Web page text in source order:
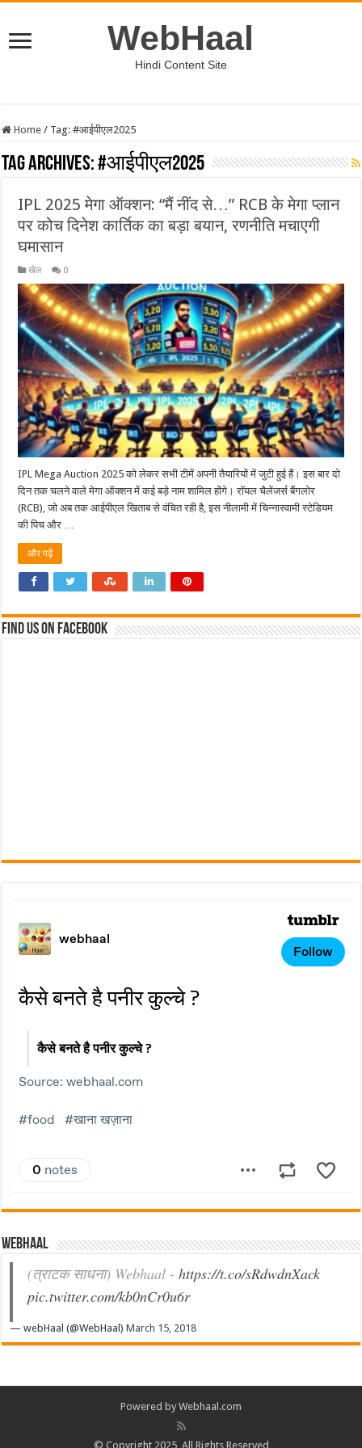
WebHaal
Hindi Content Site
Home / Tag:#आईपीएल2025
Tag Archives:#आईपीएल2025
IPL 2025 मेगा ऑक्शन: “मैं नींद से…” RCB के मेगा प्लान
पर कोच दिनेश कार्तिक का बड़ा बयान, रणनीति मचाएगी
घमासान
खेल 0
IPL Mega Auction 2025 को लेकर सभी टीमें अपनी तैयारियों में जुटी हुई हैं। इस बार दो
दिन तक चलने वाले मेगा ऑक्शन में कई बड़े नाम शामिल होंगे। रॉयल चैलेंजर्स बैंगलोर
(RCB), जो अब तक आईपीएल खिताब से वंचित रही है, इस नीलामी में चिन्नास्वामी स्टेडियम
की पिच और …
और पढ़ें
Find us on Facebook
Webhaal
(त्राटक साधना) Webhaal -https://t.co/sRdwdnXack
pic.twitter.com/kb0nCr0u6r
— webHaal (@WebHaal)March 15, 2018
Powered by Webhaal.com
© Copyright 2025, All Rights Reserved